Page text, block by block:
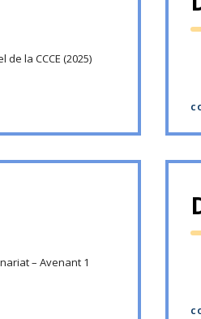
la CCCE (2025)
– Avenant 1